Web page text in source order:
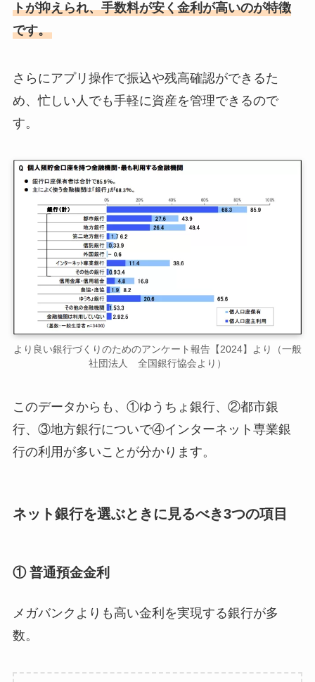
トが抑えられ、手数料が安く金利が高いのが特徴
です。
さらにアプリ操作で振込や残高確認ができるた
め、忙しい人でも手軽に資産を管理できるので
す。
より良い銀行づくりのためのアンケート報告【2024】より（一般
社団法人 全国銀行協会より）
このデータからも、①ゆうちょ銀行、②都市銀
行、③地方銀行についで④インターネット専業銀
行の利用が多いことが分かります。
ネット銀行を選ぶときに見るべき3つの項目
① 普通預金金利
メガバンクよりも高い金利を実現する銀行が多
数。